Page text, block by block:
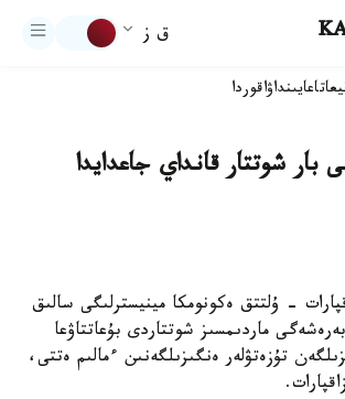
ق ز
تاعايىنداۋاقوردا
بار شوتتار قانداي جاعدايدا
- ۇلتتق ەكونومكا مينيسترلىگى سالىق
ماردىمسىز شوتتاردى بۇعاتتاۋعا
تۇزەتۋلەر ەنگىزىلگەنىن ءمالىم ەتتى،